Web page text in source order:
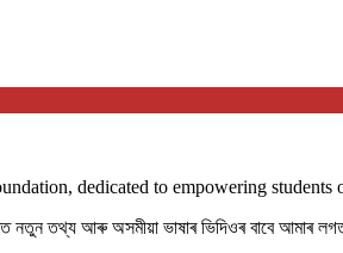
dedicated to empowering
নতুন তথ্য আৰু অসমীয়া ভাষাৰ ভিদিওৰ বাবে আমাৰ